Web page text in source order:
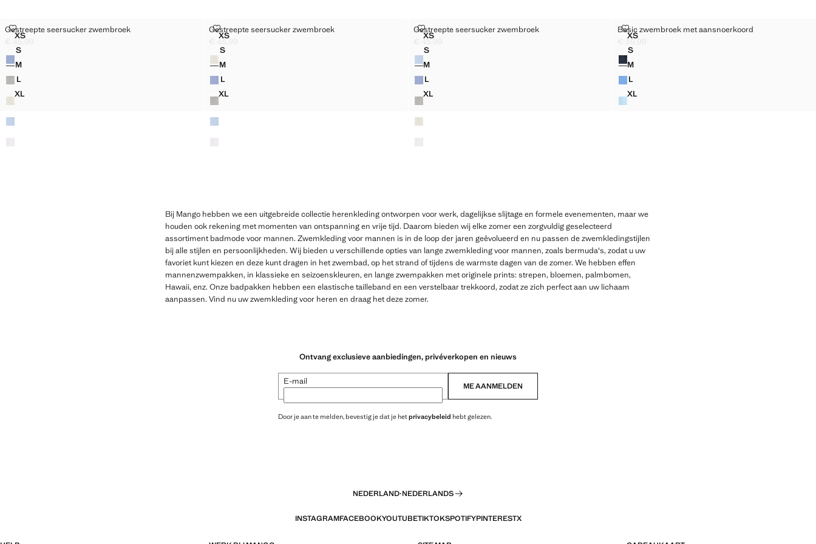
Maten
XSGESTREEPTE SEERSUCKER ZWEMBROEK
SGESTREEPTE SEERSUCKER ZWEMBROEK
MGESTREEPTE SEERSUCKER ZWEMBROEK
L
GESTREEPTE SEERSUCKER ZWEMBROEK
XLGESTREEPTE SEERSUCKER ZWEMBROEK
Gestreepte seersucker zwembroek
GESTREEPTE SEERSUCKER ZWEMBROEK
Huidige prijs [€ 45,99 ]
€ 45,99
Kleuren
Maten
XSGESTREEPTE SEERSUCKER ZWEMBROEK
SGESTREEPTE SEERSUCKER ZWEMBROEK
MGESTREEPTE SEERSUCKER ZWEMBROEK
L
GESTREEPTE SEERSUCKER ZWEMBROEK
XLGESTREEPTE SEERSUCKER ZWEMBROEK
Gestreepte seersucker zwembroek
GESTREEPTE SEERSUCKER ZWEMBROEK
Huidige prijs [€ 45,99 ]
€ 45,99
Kleuren
Maten
XSGESTREEPTE SEERSUCKER ZWEMBROEK
SGESTREEPTE SEERSUCKER ZWEMBROEK
MGESTREEPTE SEERSUCKER ZWEMBROEK
LGESTREEPTE SEERSUCKER ZWEMBROEK
XLGESTREEPTE SEERSUCKER ZWEMBROEK
Gestreepte seersucker zwembroek
GESTREEPTE SEERSUCKER ZWEMBROEK
Huidige prijs [€ 45,99 ]
€ 45,99
Kleuren
Maten
XSBASIC ZWEMBROEK MET AANSNOERKOORD
SBASIC ZWEMBROEK MET AANSNOERKOORD
MBASIC ZWEMBROEK MET AANSNOERKOORD
LBASIC ZWEMBROEK MET AANSNOERKOORD
XLBASIC ZWEMBROEK MET AANSNOERKOORD
Basic zwembroek met aansnoerkoord
BASIC ZWEMBROEK MET AANSNOERKOORD
Huidige prijs [€ 39,99 ]
€ 39,99
Kleuren
Bij Mango hebben we een uitgebreide collectie herenkleding ontworpen voor werk, dagelijkse slijtage en formele evenementen, maar we
houden ook rekening met momenten van ontspanning en vrije tijd. Daarom bieden wij elke zomer een zorgvuldig geselecteerd
assortiment badmode voor mannen. Zwemkleding voor mannen is in de loop der jaren geëvolueerd en nu passen de zwemkledingstijlen
bij alle stijlen en persoonlijkheden. Wij bieden u verschillende opties van lange zwemkleding voor mannen, zoals bermuda's, zodat u uw
favoriet kunt kiezen en deze kunt dragen in het zwembad, op het strand of tijdens de warmste dagen van de zomer. We hebben effen
mannenzwempakken, in klassieke en seizoenskleuren, en lange zwempakken met originele prints: strepen, bloemen, palmbomen,
Hawaii, enz. Onze badpakken hebben een elastische tailleband en een verstelbaar trekkoord, zodat ze zich perfect aan uw lichaam
aanpassen. Vind nu uw zwemkleding voor heren en draag het deze zomer.
Ontvang exclusieve aanbiedingen, privéverkopen en nieuws
E-mail ME AANMELDEN
Door je aan te melden, bevestig je dat je hetprivacybeleid hebt gelezen.
NEDERLAND·NEDERLANDS
INSTAGRAMFACEBOOKYOUTUBETIKTOKSPOTIFYPINTERESTX